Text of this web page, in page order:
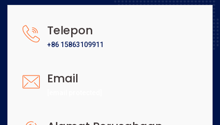
Telepon
+86 15863109911
Email